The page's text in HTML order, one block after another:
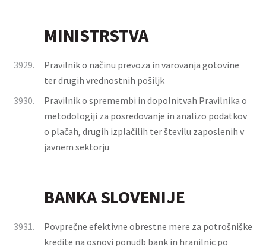
MINISTRSTVA
3929.
Pravilnik o načinu prevoza in varovanja gotovine
ter drugih vrednostnih pošiljk
3930.
Pravilnik o spremembi in dopolnitvah Pravilnika o
metodologiji za posredovanje in analizo podatkov
o plačah, drugih izplačilih ter številu zaposlenih v
javnem sektorju
BANKA SLOVENIJE
3931.
Povprečne efektivne obrestne mere za potrošniške
kredite na osnovi ponudb bank in hranilnic po